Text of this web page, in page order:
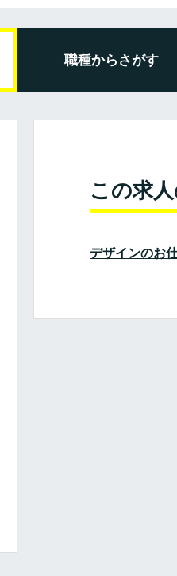
職種からさがす
この求
デザインのお